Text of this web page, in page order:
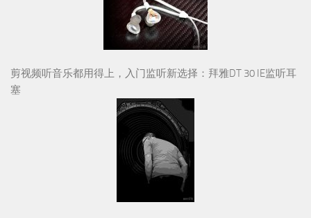
剪视频听音乐都用得上，入门监听新选择：拜雅DT 30 IE监听耳
塞